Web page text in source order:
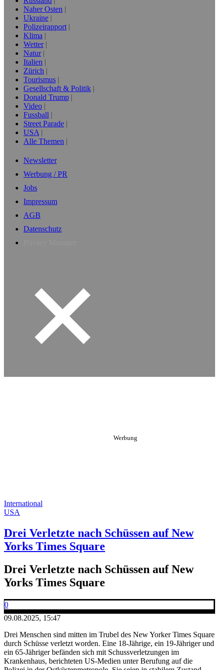
Naher Osten
Ukraine
Polizeirapport
Klima
Wetter
Natur
Italien
Zürich
Tourismus
Gesellschaft & Politik
Donald Trump
Video
Fussball
Street Parade
USA
Alle Themen
Newsletter
Werbung / PR
Jobs
Impressum
AGB
Datenschutz
International
USA
Drei Verletzte nach Schüssen auf New
Yorks Times Square
Drei Verletzte nach Schüssen auf New
Yorks Times Square
0
09.08.2025, 15:47
Drei Menschen sind mitten im Trubel des New Yorker Times Square
durch Schüsse verletzt worden. Eine 18-Jährige, ein 19-Jähriger und
ein 65-Jähriger befänden sich mit Schussverletzungen im
Krankenhaus, berichteten US-Medien unter Berufung auf die